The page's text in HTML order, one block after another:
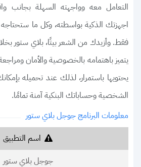
التعامل معه وواجهته السهلة بجانب
فقط. وأزيدك من الشعر بيتًا، بلاي ستور
يتميز باهتمامه بالخصوصية والأمان
يحتويها باستمرار، لذلك عند تحميله
الشخصية وحساباتك البنكية آمنة تمامًا.
معلومات البرنامج جوجل بلاي ستور
اسم التطبيق
جوجل بلاي ستور